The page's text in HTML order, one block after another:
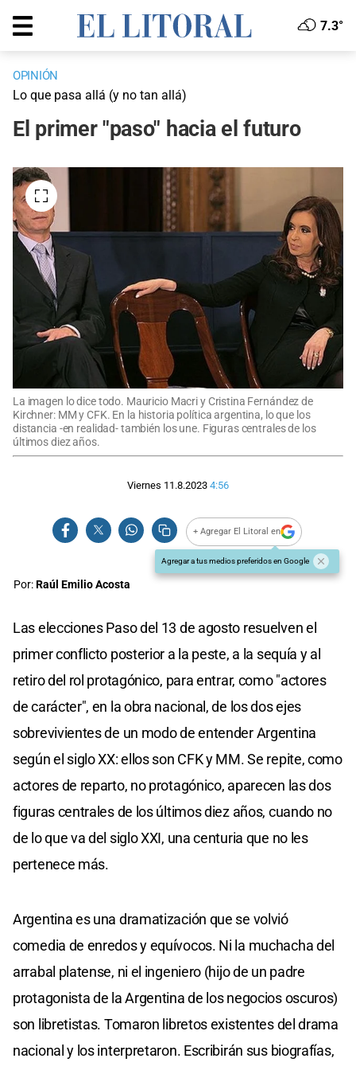
7.3°
OPINIÓN
Lo que pasa allá (y no tan allá)
El primer "paso" hacia el futuro
La imagen lo dice todo. Mauricio Macri y Cristina Fernández de
Kirchner: MM y CFK. En la historia política argentina, lo que los
distancia -en realidad- también los une. Figuras centrales de los
últimos diez años.
Viernes 11.8.2023 4:56
+ Agregar El Litoral en
Agregar a tus medios preferidos en Google
Por:Raúl Emilio Acosta
Las elecciones Paso del 13 de agosto resuelven el
primer conflicto posterior a la peste, a la sequía y al
retiro del rol protagónico, para entrar, como "actores
de carácter", en la obra nacional, de los dos ejes
sobrevivientes de un modo de entender Argentina
según el siglo XX: ellos son CFK y MM. Se repite, como
actores de reparto, no protagónico, aparecen las dos
figuras centrales de los últimos diez años, cuando no
de lo que va del siglo XXI, una centuria que no les
pertenece más.
Argentina es una dramatización que se volvió
comedia de enredos y equívocos. Ni la muchacha del
arrabal platense, ni el ingeniero (hijo de un padre
protagonista de la Argentina de los negocios oscuros)
son libretistas. Tomaron libretos existentes del drama
nacional y los interpretaron. Escribirán sus biografías,